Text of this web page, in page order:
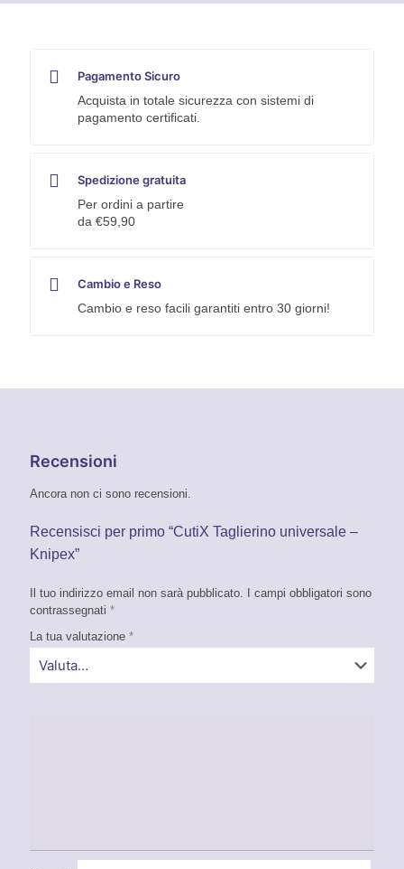
Pagamento Sicuro
Acquista in totale sicurezza con sistemi di
pagamento certificati.
Spedizione gratuita
Per ordini a partire
da €59,90
Cambio e Reso
Cambio e reso facili garantiti entro 30 giorni!
Recensioni
Ancora non ci sono recensioni.
Recensisci per primo “CutiX Taglierino universale –
Knipex”
Il tuo indirizzo email non sarà pubblicato.
I campi obbligatori sono
contrassegnati *
La tua valutazione *